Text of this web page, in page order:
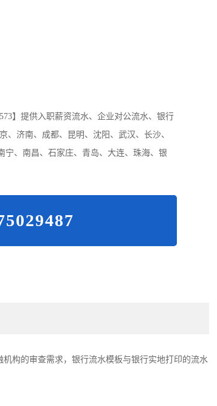
】提供入职薪资流水、企业对公流水、银行
、济南、成都、昆明、沈阳、武汉、长沙、
、南昌、石家庄、青岛、大连、珠海、银
构的审查需求，银行流水模板与银行实地打印的流水